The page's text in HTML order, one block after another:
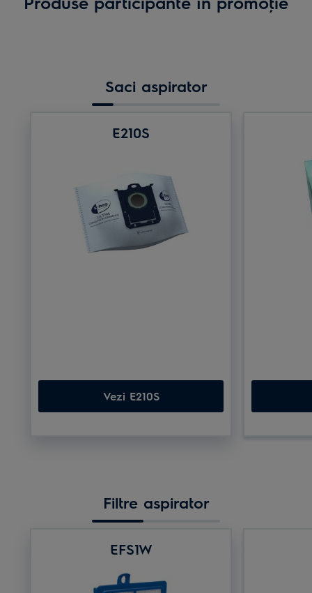
Saci aspirator
E210S
Vezi E210S
Filtre aspirator
EFS1W